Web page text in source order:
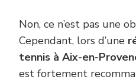
Non, ce n’est pas une
Cependant, lors d’une
tennis à Aix-en-
est fortement